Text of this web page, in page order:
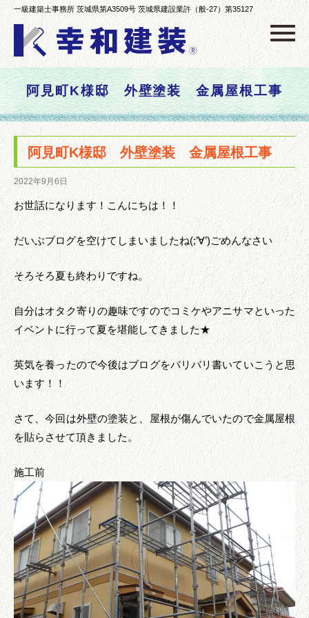
一級建築士事務所 茨城県第A3509号 茨城県建設業許（般-27）第35127
Click
阿見町K様邸 外壁塗装 金属屋根工事
阿見町K様邸 外壁塗装 金属屋根工事
2022年9月6日
お世話になります！こんにちは！！
だいぶブログを空けてしまいましたね(;’∀’)ごめんなさい
そろそろ夏も終わりですね。
自分はオタク寄りの趣味ですのでコミケやアニサマといった
イベントに行って夏を堪能してきました★
英気を養ったので今後はブログをバリバリ書いていこうと思
います！！
さて、今回は外壁の塗装と、屋根が傷んでいたので金属屋根
を貼らさせて頂きました。
施工前